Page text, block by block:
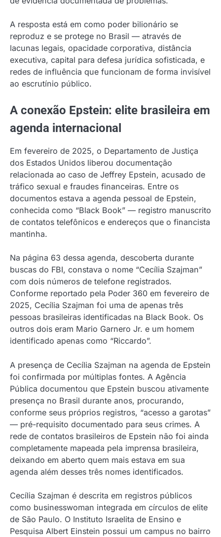
A resposta está em como poder bilionário se
reproduz e se protege no Brasil — através de
lacunas legais, opacidade corporativa, distância
executiva, capital para defesa jurídica sofisticada, e
redes de influência que funcionam de forma invisível
ao escrutínio público.
A conexão Epstein: elite brasileira em
agenda internacional
Em fevereiro de 2025, o Departamento de Justiça
dos Estados Unidos liberou documentação
relacionada ao caso de Jeffrey Epstein, acusado de
tráfico sexual e fraudes financeiras. Entre os
documentos estava a agenda pessoal de Epstein,
conhecida como “Black Book” — registro manuscrito
de contatos telefônicos e endereços que o financista
mantinha.
Na página 63 dessa agenda, descoberta durante
buscas do FBI, constava o nome “Cecília Szajman”
com dois números de telefone registrados.
Conforme reportado pela Poder 360 em fevereiro de
2025, Cecília Szajman foi uma de apenas três
pessoas brasileiras identificadas na Black Book. Os
outros dois eram Mario Garnero Jr. e um homem
identificado apenas como “Riccardo”.
A presença de Cecília Szajman na agenda de Epstein
foi confirmada por múltiplas fontes. A Agência
Pública documentou que Epstein buscou ativamente
presença no Brasil durante anos, procurando,
conforme seus próprios registros, “acesso a garotas”
— pré-requisito documentado para seus crimes. A
rede de contatos brasileiros de Epstein não foi ainda
completamente mapeada pela imprensa brasileira,
deixando em aberto quem mais estava em sua
agenda além desses três nomes identificados.
Cecília Szajman é descrita em registros públicos
como businesswoman integrada em círculos de elite
de São Paulo. O Instituto Israelita de Ensino e
Pesquisa Albert Einstein possui um campus no bairro